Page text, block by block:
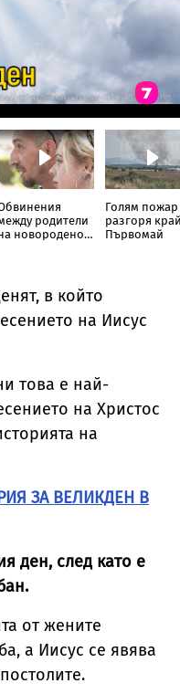
родители
новородено и
Голям пожар
разгоря
Първомай
в който
на Иисус
това е най-
на Христос
на
ЗА ВЕЛИКДЕН В
ден, след като е
от жените
а Иисус се явява